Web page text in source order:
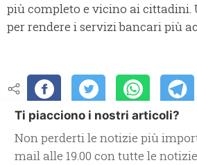
più completo e vicino ai cittadini.
per rendere i servizi bancari più
Ti piacciono i nostri articoli?
Non perderti le notizie più
mail alle 19.00 con tutte le